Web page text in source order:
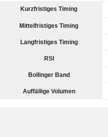
Kurzfristiges Timing
Mittelfristiges Timing
Langfristiges Timing
RSI
Bollinger Band
Auffällige Volumen